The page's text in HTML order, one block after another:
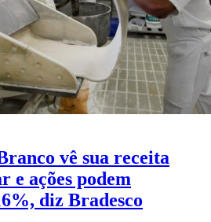
vê sua receita
e ações podem
diz Bradesco